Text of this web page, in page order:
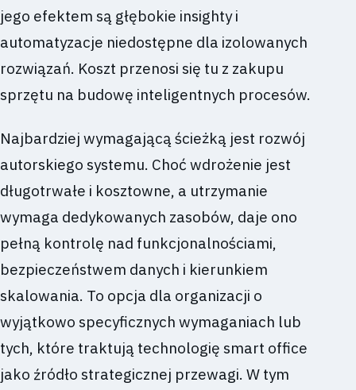
jego efektem są głębokie insighty i
automatyzacje niedostępne dla izolowanych
rozwiązań. Koszt przenosi się tu z zakupu
sprzętu na budowę inteligentnych procesów.
Najbardziej wymagającą ścieżką jest rozwój
autorskiego systemu. Choć wdrożenie jest
długotrwałe i kosztowne, a utrzymanie
wymaga dedykowanych zasobów, daje ono
pełną kontrolę nad funkcjonalnościami,
bezpieczeństwem danych i kierunkiem
skalowania. To opcja dla organizacji o
wyjątkowo specyficznych wymaganiach lub
tych, które traktują technologię smart office
jako źródło strategicznej przewagi. W tym